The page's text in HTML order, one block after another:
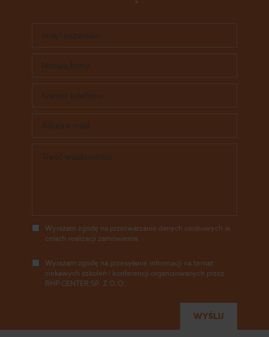
Wyrażam zgodę na przetwarzanie danych osobowych w
celach realizacji zamówienia
Wyrażam zgodę na przesyłanie informacji na temat
ciekawych szkoleń i konferencji organizowanych przez
BHP CENTER SP. Z O.O.